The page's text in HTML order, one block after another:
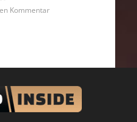
Kommentar